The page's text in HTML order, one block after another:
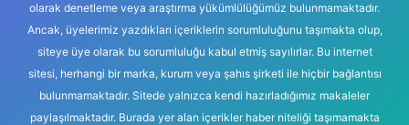
olarak denetleme veya araştırma yükümlülüğümüz bulunmamaktadır.
Ancak, üyelerimiz yazdıkları içeriklerin sorumluluğunu taşımakta olup,
siteye üye olarak bu sorumluluğu kabul etmiş sayılırlar. Bu internet
sitesi, herhangi bir marka, kurum veya şahıs şirketi ile hiçbir bağlantısı
bulunmamaktadır. Sitede yalnızca kendi hazırladığımız makaleler
paylaşılmaktadır. Burada yer alan içerikler haber niteliği taşımamakta